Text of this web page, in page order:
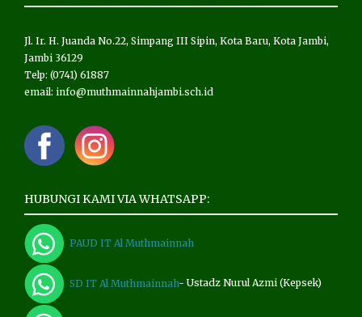
Jl. Ir. H. Juanda No.22, Simpang III Sipin, Kota Baru, Kota Jambi,
Jambi 36129
Telp: (0741) 61887
email: info@muthmainnahjambi.sch.id
HUBUNGI KAMI VIA WHATSAPP:
PAUD IT Al Muthmainnah
SD IT Al Muthmainnah- Ustadz Nurul Azmi (Kepsek)